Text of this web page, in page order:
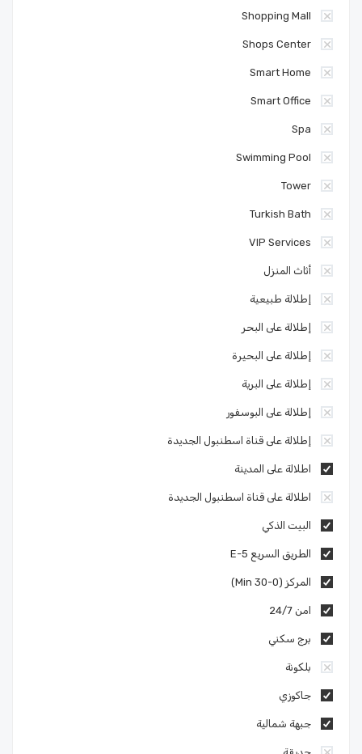
Shopping Mall
Shops Center
Smart Home
Smart Office
Spa
Swimming Pool
Tower
Turkish Bath
VIP Services
أثاث المنزل
إطلالة طبيعية
إطلالة على البحر
إطلالة على البحيرة
إطلالة على البرية
إطلالة على البوسفور
إطلالة على قناة اسطنبول الجديدة
اطلالة على المدينة
اطلالة على قناة اسطنبول الجديدة
البيت الذكي
الطريق السريع E-5
المركز (0-30 Min)
امن 24/7
برج سكني
بلكونة
جاكوزي
جبهة شمالية
حديقة